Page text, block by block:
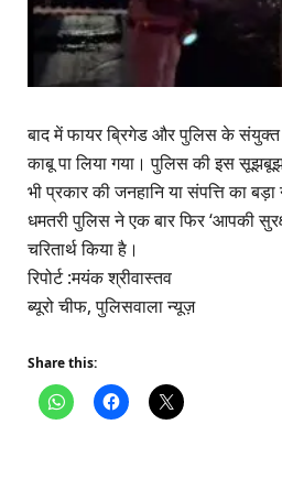
बाद में फायर ब्रिगेड और पुलिस के
काबू पा लिया गया। पुलिस की इस
भी प्रकार की जनहानि या संपत्ति का
धमतरी पुलिस ने एक बार फिर ‘आपकी
चरितार्थ किया है।
रिपोर्ट :मयंक श्रीवास्तव
ब्यूरो चीफ, पुलिसवाला न्यूज़
Share this: